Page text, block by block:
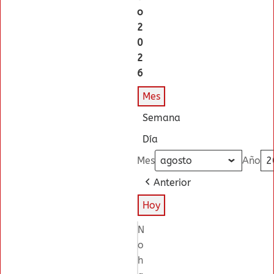
o
2
0
2
6
Mes
Semana
Día
Mes
Año
Anterior
Hoy
N
o
h